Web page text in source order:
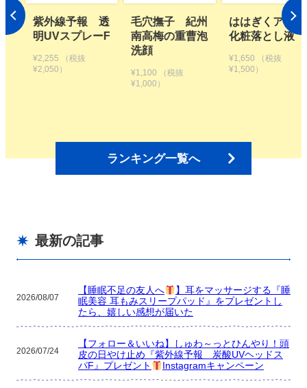
F
毛穴撫子 紀州
南高梅の重曹泡
¥1,100 （税抜
ははぎくアロマ
化粧落とし液
¥1,650
¥1,500）
植物生まれのオ
レンジ地肌シャ
え用【2個セッ
ランキング一覧へ
最新の記事
2026/08/07
【睡眠不足の友人へ
】耳をマッサージする『睡
眠美容 耳もみスリープパッド』をプレゼントし
たら、嬉しい感想が届いた
2026/07/24
【フォロー＆いいね】しゅわ～っとひんやり！頭
皮の日やけ止め『紫外線予報 炭酸UVヘッドス
パF』プレゼント
Instagramキャンペーン